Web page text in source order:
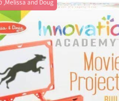
Melissa and Doug, מש' 1+, גיל 8+